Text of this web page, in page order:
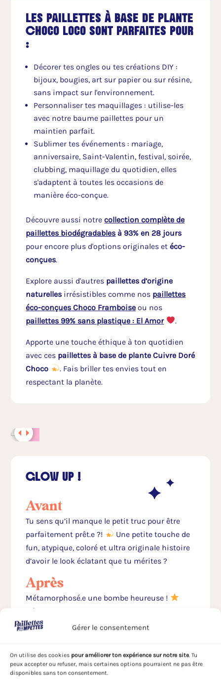
Gérer le consentement
On utilise des cookies pour améliorer ton expérience sur notre site. Tu
peux accepter ou refuser, mais certaines options pourraient ne pas être
disponibles sans ton consentement.
Les paillettes à base de plante
Choco Loco sont parfaites pour
:
Décorer tes ongles ou tes créations DIY :
bijoux, bougies, art sur papier ou sur résine,
sans impact sur l'environnement.
Personnaliser tes maquillages : utilise-les
avec notre baume paillettes pour un
maintien parfait.
Sublimer tes événements : mariage,
anniversaire, Saint-Valentin, festival, soirée,
clubbing, maquillage du quotidien, elles
s'adaptent à toutes les occasions de
manière éco-conçue.
Découvre aussi notrecollection complète de
paillettes biodégradables à 93% en 28 jours
pour encore plus d'options originales etéco-
conçues.
Explore aussi d'autres paillettes d’origine
naturelles irrésistibles comme nos paillettes
éco-conçues Choco Framboise ou nos
paillettes 99% sans plastique : El Amor
.
Apporte une touche éthique à ton quotidien
avec ces paillettes à base de plante Cuivre Doré
Choco
. Fais briller tes envies tout en
respectant la planète.
GLOW UP !
Avant
Tu sens qu’il manque le petit truc pour être
parfaitement prêt.e ?!
Une petite touche de
fun, atypique, coloré et ultra originale histoire
d’avoir le look éclatant que tu mérites ?
Après
Métamorphosé.e une bombe heureuse !
Désormais ton visage rayonne tel un soleil en
plein été
De quoi te donner la banane et
Les paillettes c’est ultra communicatif et ça
met de bonne humeur !